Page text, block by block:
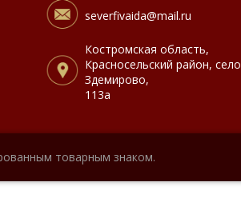
severfivaida@mail.ru
Костромская область,
Красносельский район, село
Здемирово,
113а
товарным знаком.